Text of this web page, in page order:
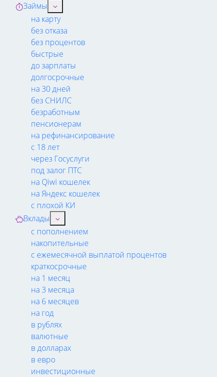
Займы
на карту
без отказа
без процентов
быстрые
до зарплаты
долгосрочные
на 30 дней
без СНИЛС
безработным
пенсионерам
на рефинансирование
с 18 лет
через Госуслуги
под залог ПТС
на Qiwi кошелек
на Яндекс кошелек
с плохой КИ
Вклады
с пополнением
накопительные
с ежемесячной выплатой процентов
краткосрочные
на 1 месяц
на 3 месяца
на 6 месяцев
на год
в рублях
валютные
в долларах
в евро
инвестиционные